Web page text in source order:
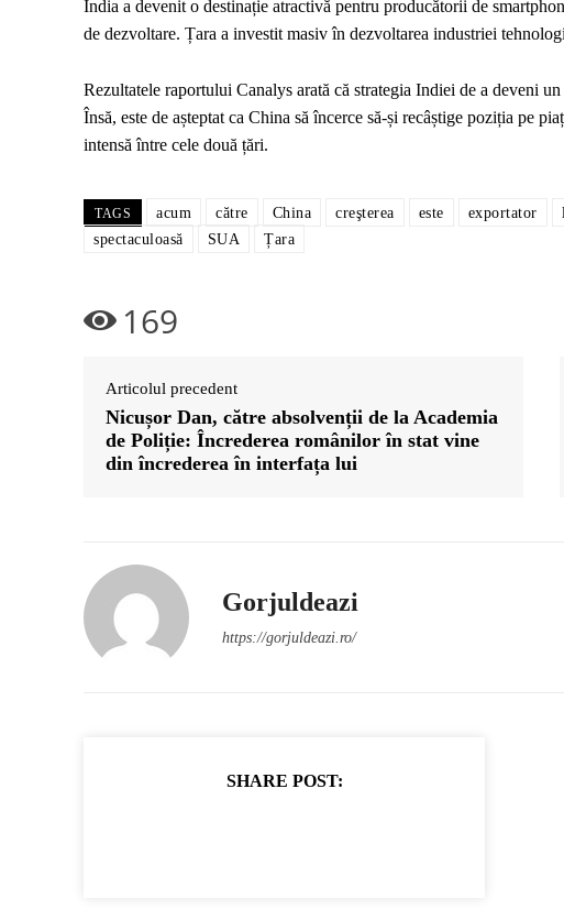
India a devenit o destinație atractivă pentru producătorii de
de dezvoltare. Țara a investit masiv în dezvoltarea industriei
Rezultatele raportului Canalys arată că strategia Indiei de a deveni
Însă, este de așteptat ca China să încerce să-și recâștige poziția pe
intensă între cele două țări.
TAGS acum către China creşterea este exportator
spectaculoasă
SUA Țara
169
Articolul precedent
Nicușor Dan, către absolvenții de la Academia
de Poliție: Încrederea românilor în stat vine
din încrederea în interfața lui
Gorjuldeazi
https://gorjuldeazi.ro/
SHARE POST: